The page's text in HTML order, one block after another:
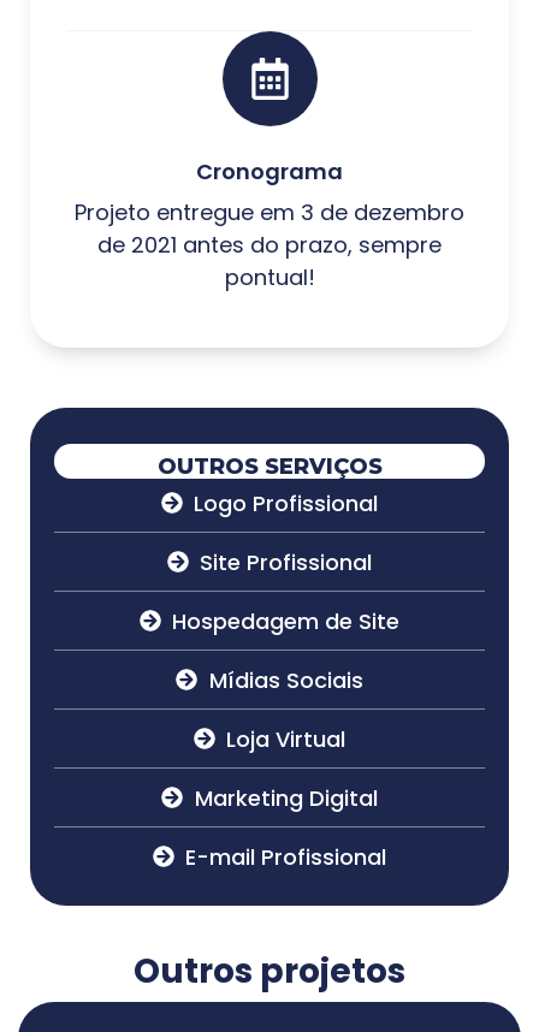
Cronograma
Projeto entregue em 3 de dezembro
de 2021 antes do prazo, sempre
pontual!
OUTROS SERVIÇOS
Logo Profissional
Site Profissional
Hospedagem de Site
Mídias Sociais
Loja Virtual
Marketing Digital
E-mail Profissional
Outros projetos